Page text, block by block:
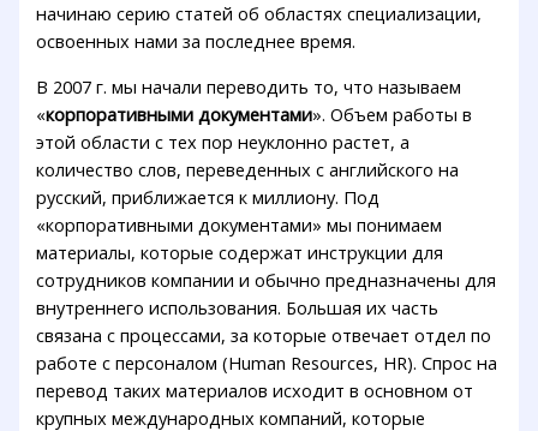
начинаю серию статей об областях специализации,
освоенных нами за последнее время.
В 2007 г. мы начали переводить то, что называем
«корпоративными документами». Объем работы в
этой области с тех пор неуклонно растет, а
количество слов, переведенных с английского на
русский, приближается к миллиону. Под
«корпоративными документами» мы понимаем
материалы, которые содержат инструкции для
сотрудников компании и обычно предназначены для
внутреннего использования. Большая их часть
связана с процессами, за которые отвечает отдел по
работе с персоналом (Human Resources, HR). Спрос на
перевод таких материалов исходит в основном от
крупных международных компаний, которые